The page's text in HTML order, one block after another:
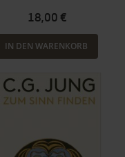
18,00 €
IN DEN WARENKORB